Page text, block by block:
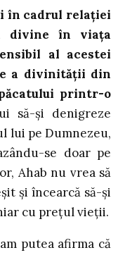
în cadrul relației
divine în viața
al acestei
a divinității din
printr-o
să-și denigreze
lui pe Dumnezeu,
se doar pe
Ahab nu vrea să
și încearcă să-și
cu prețul vieții.
am putea afirma că